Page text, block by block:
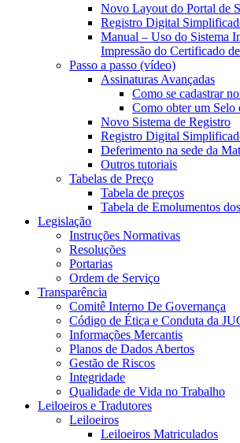
Novo Layout do Portal de
Registro Digital
Manual – Uso do Sistema
Impressão do Certificado
Passo a passo (vídeo)
Assinaturas Avançadas
Como se cadastrar
Como obter um
Novo Sistema de Registro
Registro Digital
Deferimento na sede da
Outros tutoriais
Tabelas de Preço
Tabela de preços
Tabela de Emolumentos
Legislação
Instruções Normativas
Resoluções
Portarias
Ordem de Serviço
Transparência
Comitê Interno De Governança
Código de Ética e Conduta da
Informações Mercantis
Planos de Dados Abertos
Gestão de Riscos
Integridade
Qualidade de Vida no Trabalho
Leiloeiros e Tradutores
Leiloeiros
Leiloeiros Matriculados